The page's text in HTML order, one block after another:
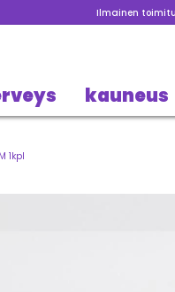
Ilmainen
kauneus
1kpl